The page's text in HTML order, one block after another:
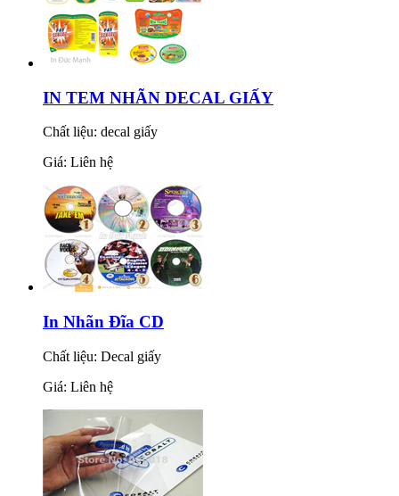
IN TEM NHÃN DECAL GIẤY
Chất liệu: decal giấy
Giá: Liên hệ
In Nhãn Đĩa CD
Chất liệu: Decal giấy
Giá: Liên hệ